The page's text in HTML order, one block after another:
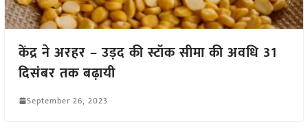
केंद्र ने अरहर – उड़द की स्टॉक सीमा की अवधि 31
दिसंबर तक बढ़ायी
September 26, 2023